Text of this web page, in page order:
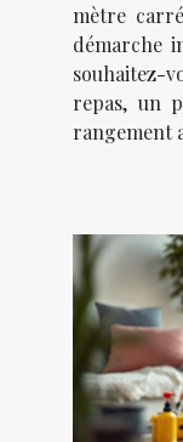
mètre
démarche
souhaitez-
repas, un
rangement